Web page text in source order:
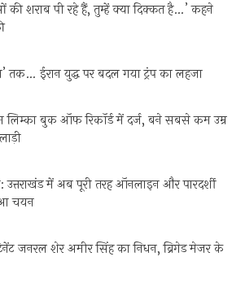
शराब पी रहे हैं, तुम्हें क्या दिक्कत है…’ कहने
तक… ईरान युद्ध पर बदल गया ट्रंप का लहजा
लिम्का बुक ऑफ रिकॉर्ड में दर्ज, बने सबसे कम उम्र
में अब पूरी तरह ऑनलाइन और पारदर्शी
चयन
जनरल शेर अमीर सिंह का निधन, ब्रिगेड मेजर के